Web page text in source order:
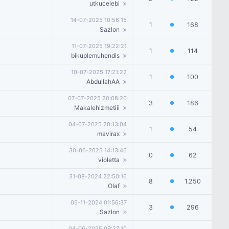
utkucelebi
14-07-2025 10:56:15
Sazlon
1 ● 168
11-07-2025 19:22:21
bikuplemuhendis
1 ● 114
10-07-2025 17:21:22
AbdullahAA
1 ● 100
07-07-2025 20:08:20
Makalehizmetiii
3 ● 186
04-07-2025 20:13:04
mavirax
1 ● 54
30-06-2025 14:13:46
violetta
0 ● 62
31-08-2024 22:50:16
Olaf
8 ● 1.250
05-11-2024 01:56:37
Sazlon
3 ● 296